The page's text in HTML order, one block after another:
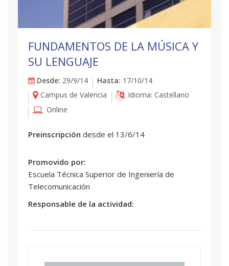
FUNDAMENTOS DE LA MÚSICA Y
SU LENGUAJE
Desde: 29/9/14 Hasta: 17/10/14
Campus de Valencia
Idioma: Castellano
Online
Preinscripción desde el 13/6/14
Promovido por:
Escuela Técnica Superior de Ingeniería de
Telecomunicación
Responsable de la actividad: